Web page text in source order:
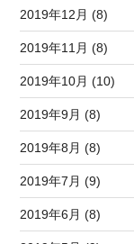
2019年12月 (8)
2019年11月 (8)
2019年10月 (10)
2019年9月 (8)
2019年8月 (8)
2019年7月 (9)
2019年6月 (8)